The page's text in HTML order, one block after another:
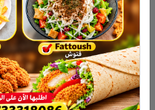
جائزتنا هو ما قام به
تجاه المعلمة الفائزة
إخلاص ووفاء لمربي
الذين أدوا الرسالة
والنور أمامك وأمامنا
الكثيرون, واذا ذكرنا